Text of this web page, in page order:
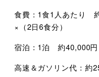
食費：1食1人あたり
×（2日6食分）
宿泊：1泊 約40,000円
高速＆ガソリン代：約